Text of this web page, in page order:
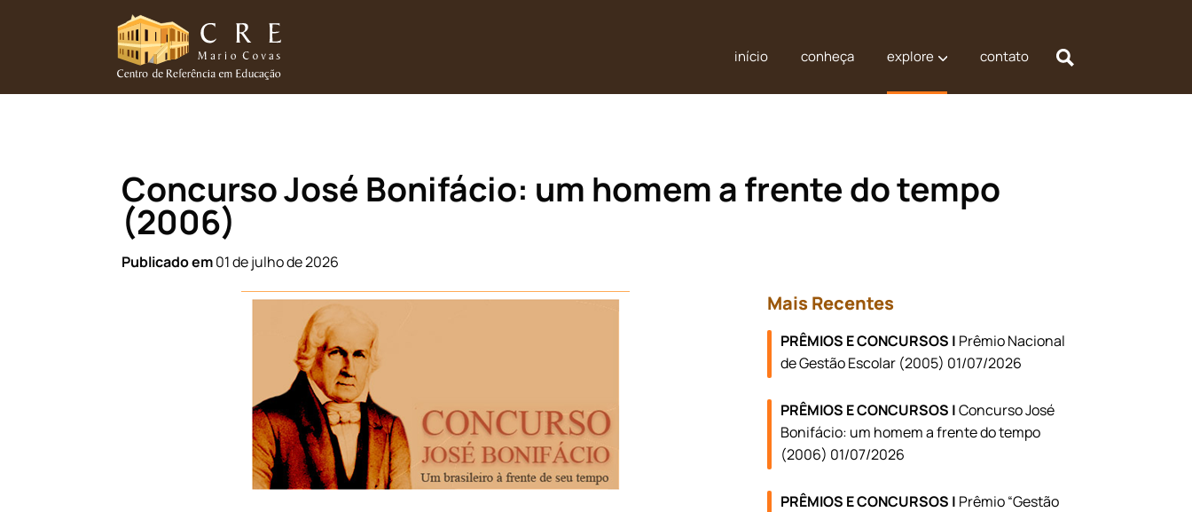
início conheça explore contato
Concurso José Bonifácio: um homem a frente do tempo
(2006)
Publicado em01 de julho de 2026
Mais Recentes
PRÊMIOS E CONCURSOS | Prêmio Nacional
de Gestão Escolar (2005) 01/07/2026
PRÊMIOS E CONCURSOS |Concurso José
Bonifácio: um homem a frente do tempo
(2006) 01/07/2026
PRÊMIOS E CONCURSOS | Prêmio “Gestão